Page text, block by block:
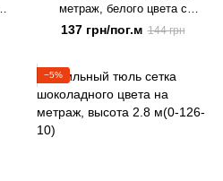
метраж, белого цвета с
салатовой вышивкой, высота
1,5 м (136-1)
137 грн/пог.м 144 грн
−5%